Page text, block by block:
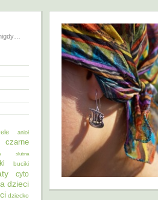
anioł
ślubna
buciki
cyto
dzieci
dziecko